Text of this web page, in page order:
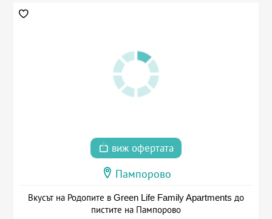
виж офертата
Пампорово
Вкусът на Родопите в Green Life Family Apartments до
пистите на Пампорово